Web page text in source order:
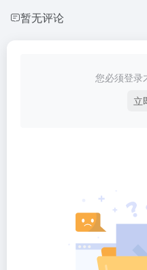
暂无评论
您必须登录
立